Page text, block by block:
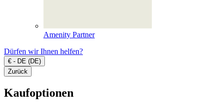
Amenity Partner
Dürfen wir Ihnen helfen?
€ - DE (DE)
Zurück
Kaufoptionen